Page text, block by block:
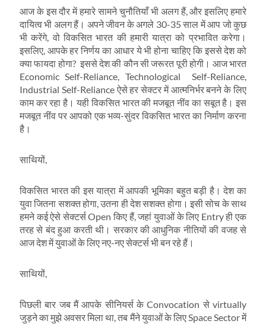
आज के इस दौर में हमारे सामने चुनौतियाँ भी अलग हैं, और इसलिए हमारे
दायित्व भी अलग हैं। अपने जीवन के अगले 30-35 साल में आप जो कुछ
भी करेंगे, वो विकसित भारत की हमारी यात्रा को प्रभावित करेगा।
इसलिए, आपके हर निर्णय का आधार ये भी होना चाहिए कि इससे देश को
क्या फायदा होगा? इससे देश की कौन सी जरूरत पूरी होगी। आज भारत
Economic Self-Reliance, Technological Self-Reliance,
Industrial Self-Reliance ऐसे हर सेक्टर में आत्मनिर्भर बनने के लिए
काम कर रहा है। यही विकसित भारत की मजबूत नींव का सबूत है। इस
मजबूत नींव पर आपको एक भव्य-सुंदर विकसित भारत का निर्माण करना
है।
साथियों,
विकसित भारत की इस यात्रा में आपकी भूमिका बहुत बड़ी है। देश का
युवा जितना सशक्त होगा, उतना ही देश सशक्त होगा। इसी सोच के साथ
हमने कई ऐसे सेक्टर्स Open किए हैं, जहां युवाओं के लिए Entry ही एक
तरह से बंद हुआ करती थी। सरकार की आधुनिक नीतियों की वजह से
आज देश में युवाओं के लिए नए-नए सेक्टर्स भी बन रहे हैं।
साथियों,
पिछली बार जब मैं आपके सीनियर्स के Convocation से virtually
जुड़ने का मुझे अवसर मिला था, तब मैंने युवाओं के लिए Space Sector में